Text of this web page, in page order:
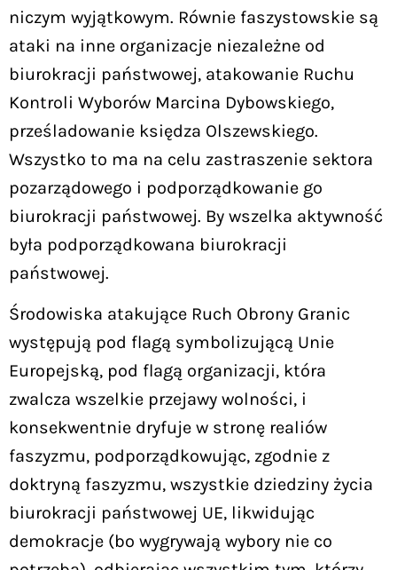
niczym wyjątkowym. Równie faszystowskie są
ataki na inne organizacje niezależne od
biurokracji państwowej, atakowanie Ruchu
Kontroli Wyborów Marcina Dybowskiego,
prześladowanie księdza Olszewskiego.
Wszystko to ma na celu zastraszenie sektora
pozarządowego i podporządkowanie go
biurokracji państwowej. By wszelka aktywność
była podporządkowana biurokracji
państwowej.
Środowiska atakujące Ruch Obrony Granic
występują pod flagą symbolizującą Unie
Europejską, pod flagą organizacji, która
zwalcza wszelkie przejawy wolności, i
konsekwentnie dryfuje w stronę realiów
faszyzmu, podporządkowując, zgodnie z
doktryną faszyzmu, wszystkie dziedziny życia
biurokracji państwowej UE, likwidując
demokracje (bo wygrywają wybory nie co